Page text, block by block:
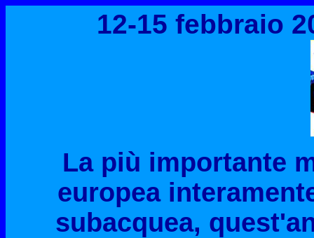
12-15 febbraio
La più importante
europea
subacquea,